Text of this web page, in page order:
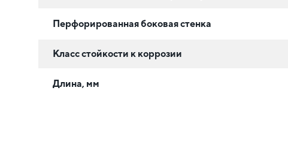
Перфорированная боковая стенка
Класс стойкости к коррозии
Длина, мм